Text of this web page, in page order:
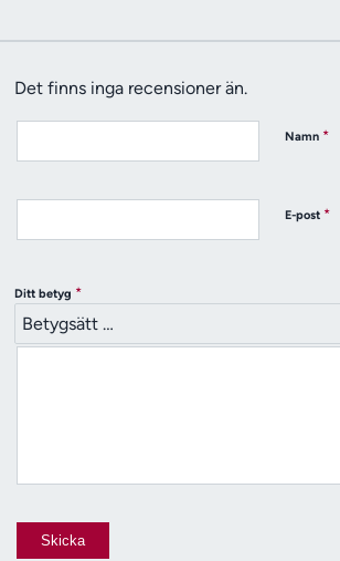
Det finns inga recensioner än.
Namn *
E-post *
Ditt betyg *